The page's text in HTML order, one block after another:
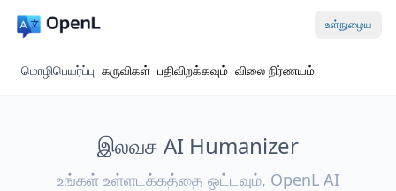
உள்நுழைய
மொழிபெயர்ப்பு கருவிகள் பதிவிறக்கவும் விலை நிர்ணயம்
இலவச AI Humanizer
உங்கள் உள்ளடக்கத்தை ஒட்டவும், OpenL AI